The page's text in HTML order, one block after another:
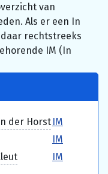
van
Als er een In
rechtstreeks
IM (In
der Horst IM
IM
IM